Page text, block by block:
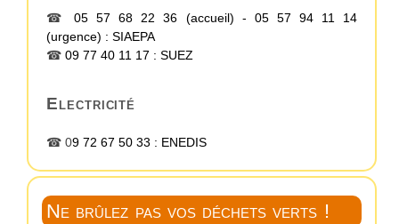
☎ 05 57 68 22 36 (accueil) - 05 57 94 11 14
(urgence) : SIAEPA
☎ 09 77 40 11 17 : SUEZ
Electricité
☎ 09 72 67 50 33 : ENEDIS
Ne brûlez pas vos déchets verts !